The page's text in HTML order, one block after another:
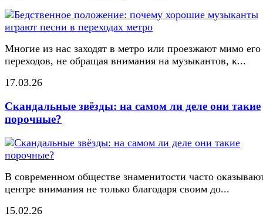
Многие из нас заходят в метро или проезжают мимо его
переходов, не обращая внимания на музыкантов, к...
17.03.26
Скандальные звёзды: на самом ли деле они такие
порочные?
В современном обществе знаменитости часто
центре внимания не только благодаря своим до...
15.02.26